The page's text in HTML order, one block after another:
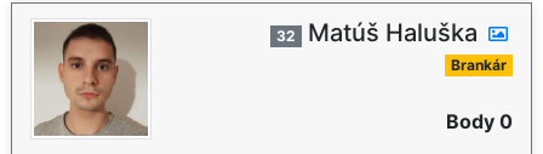
32 Matúš Haluška
Brankár
Body 0